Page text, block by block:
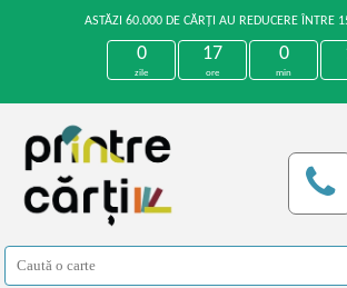
ASTĂZI 60.000 DE CĂRȚI AU REDUCERE ÎNTRE
0
zile
17
ore
0
min